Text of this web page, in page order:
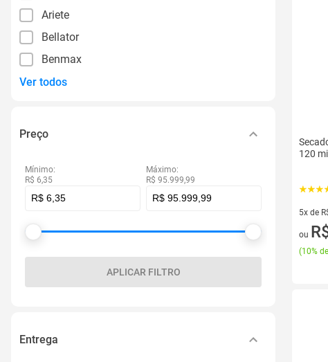
Ariete
Bellator
Benmax
Ver todos
Preço
Mínimo:
R$ 6,35
Máximo:
R$ 95.999,99
APLICAR FILTRO
Entrega
120
5x de
5 vez
ou
(10%